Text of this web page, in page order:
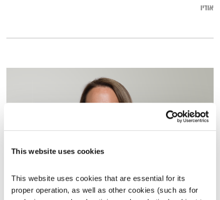
This website uses cookies
This website uses cookies that are essential for its
proper operation, as well as other cookies (such as for
אודיו
ראיון עם שרי אריסון – יש לנו רוח טובה במדינה
תכניות וקטעים נבחרים
שדרנים מתחלפים